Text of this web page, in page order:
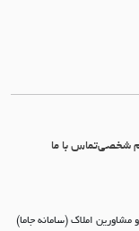
تلگرام
جاما در آپارات
شخصیتماس با ما